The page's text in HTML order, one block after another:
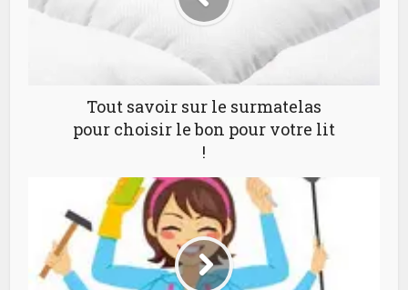
Tout savoir sur le surmatelas
pour choisir le bon pour votre lit
!